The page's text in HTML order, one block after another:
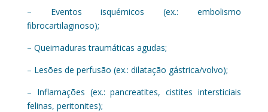
– Eventos isquémicos (ex.: embolismo
fibrocartilaginoso);
– Queimaduras traumáticas agudas;
– Lesões de perfusão (ex.: dilatação gástrica/volvo);
– Inflamações (ex.: pancreatites, cistites intersticiais
felinas, peritonites);